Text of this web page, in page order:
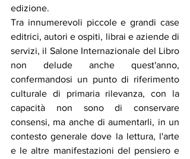
edizione.
Tra innumerevoli piccole e grandi case
editrici, autori e ospiti, librai e aziende di
servizi, il Salone Internazionale del Libro
non delude anche quest'anno,
confermandosi un punto di riferimento
culturale di primaria rilevanza, con la
capacità non sono di conservare
consensi, ma anche di aumentarli, in un
contesto generale dove la lettura, l'arte
e le altre manifestazioni del pensiero e